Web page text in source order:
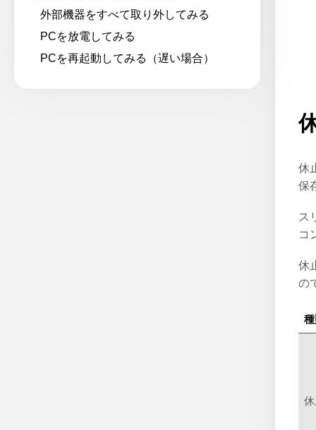
外部機器をすべて取り外してみる
PCを放電してみる
PCを再起動してみる（遅い場合）
休
保
ス
コ
休
の